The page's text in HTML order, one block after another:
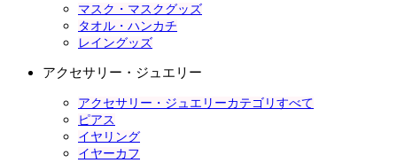
マスク・マスクグッズ
タオル・ハンカチ
レイングッズ
アクセサリー・ジュエリー
アクセサリー・ジュエリーカテゴリすべて
ピアス
イヤリング
イヤーカフ